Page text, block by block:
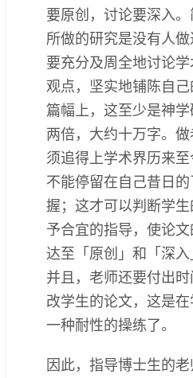
要原创，讨论要深入。
所做的研究是没有人做
要充分及周全地讨论
观点，坚实地铺陈自
篇幅上，这至少是神
两倍，大约十万字。
须追得上学术界历来至
不能停留在自己昔日
握；这才可以判断学
予合宜的指导，使论
达至「原创」和「深入
并且，老师还要付出
改学生的论文，这是
一种耐性的操练了。
因此，指导博士生的